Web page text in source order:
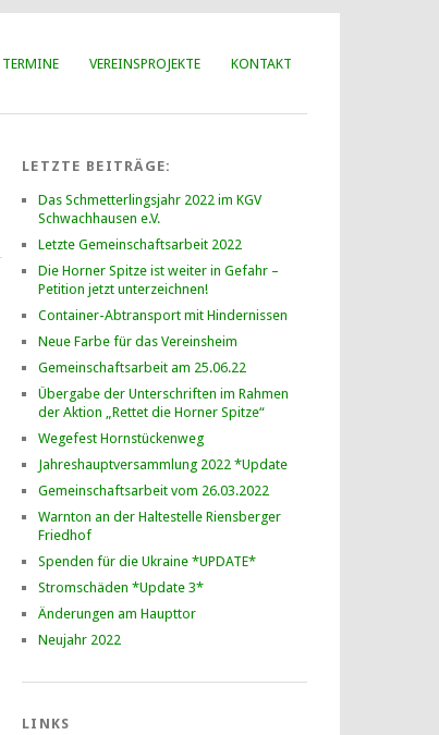
TERMINE VEREINSPROJEKTE KONTAKT
LETZTE BEITRÄGE:
Das Schmetterlingsjahr 2022 im KGV
Schwachhausen e.V.
Letzte Gemeinschaftsarbeit 2022
Die Horner Spitze ist weiter in Gefahr –
Petition jetzt unterzeichnen!
Container-Abtransport mit Hindernissen
Neue Farbe für das Vereinsheim
Gemeinschaftsarbeit am 25.06.22
Übergabe der Unterschriften im Rahmen
der Aktion „Rettet die Horner Spitze“
Wegefest Hornstückenweg
Jahreshauptversammlung 2022 *Update
Gemeinschaftsarbeit vom 26.03.2022
Warnton an der Haltestelle Riensberger
Friedhof
Spenden für die Ukraine *UPDATE*
Stromschäden *Update 3*
Änderungen am Haupttor
Neujahr 2022
LINKS